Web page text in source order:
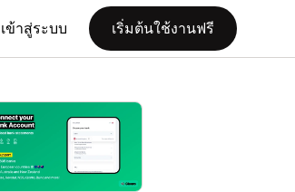
เข้าสู่ระบบ เริ่มต้นใช้งานฟรี